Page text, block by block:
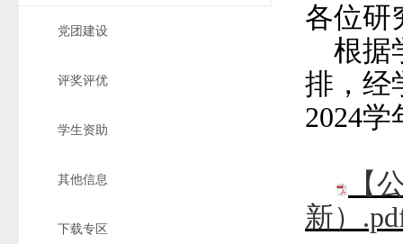
党团建设
评奖评优
学生资助
其他信息
下载专区
各位研
根据
排，经
2024学
【
新）